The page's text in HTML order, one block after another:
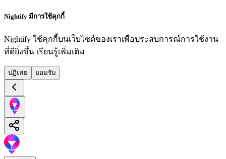
Nightify มีการใช้คุกกี้
Nightify ใช้คุกกี้บนเว็บไซต์ของเราเพื่อประสบการณ์การใช้งาน
ที่ดียิ่งขึ้น เรียนรู้เพิ่มเติม
ปฏิเสธ ยอมรับ